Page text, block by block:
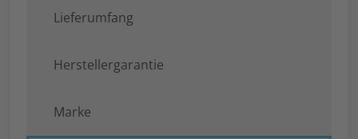
Lieferumfang
Herstellergarantie
Marke